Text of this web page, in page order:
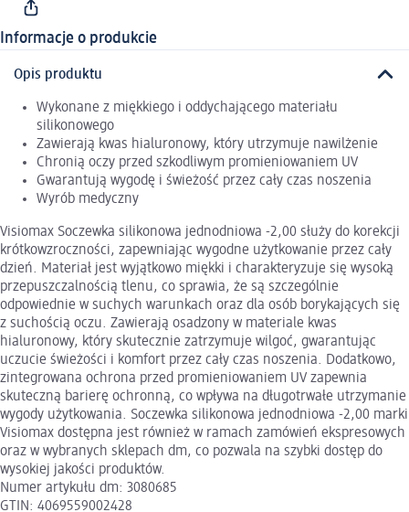
Informacje o produkcie
Opis produktu
Wykonane z miękkiego i oddychającego materiału
silikonowego
Zawierają kwas hialuronowy, który utrzymuje nawilżenie
Chronią oczy przed szkodliwym promieniowaniem UV
Gwarantują wygodę i świeżość przez cały czas noszenia
Wyrób medyczny
Visiomax Soczewka silikonowa jednodniowa -2,00 służy do korekcji
krótkowzroczności, zapewniając wygodne użytkowanie przez cały
dzień. Materiał jest wyjątkowo miękki i charakteryzuje się wysoką
przepuszczalnością tlenu, co sprawia, że są szczególnie
odpowiednie w suchych warunkach oraz dla osób borykających się
z suchością oczu. Zawierają osadzony w materiale kwas
hialuronowy, który skutecznie zatrzymuje wilgoć, gwarantując
uczucie świeżości i komfort przez cały czas noszenia. Dodatkowo,
zintegrowana ochrona przed promieniowaniem UV zapewnia
skuteczną barierę ochronną, co wpływa na długotrwałe utrzymanie
wygody użytkowania. Soczewka silikonowa jednodniowa -2,00 marki
Visiomax dostępna jest również w ramach zamówień ekspresowych
oraz w wybranych sklepach dm, co pozwala na szybki dostęp do
wysokiej jakości produktów.
Numer artykułu dm: 3080685
GTIN: 4069559002428